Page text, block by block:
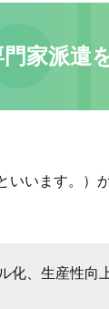
家派遣
います。）
化、生産性向